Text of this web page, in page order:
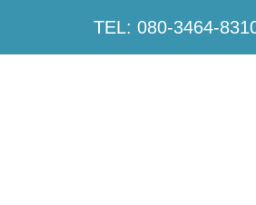
TEL: 080-3464-